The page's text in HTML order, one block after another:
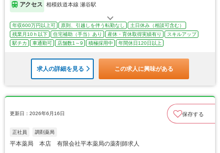
アクセス 相模鉄道本線 瀬谷駅
年収600万円以上可 原則、引越しを伴う転勤なし
土日休み（相談可含む）
残業月10ｈ以下
住宅補助（手当）あり 産休・育休取得実績有り
スキルアップ
駅チカ
車通勤可 店舗数1～9 積極採用中 年間休日120日以上
求人の詳細を見る この求人に興味がある
更新日：2026年6月16日 保存する
正社員 調剤薬局
平本薬局 本店 有限会社平本薬局の薬剤師求人